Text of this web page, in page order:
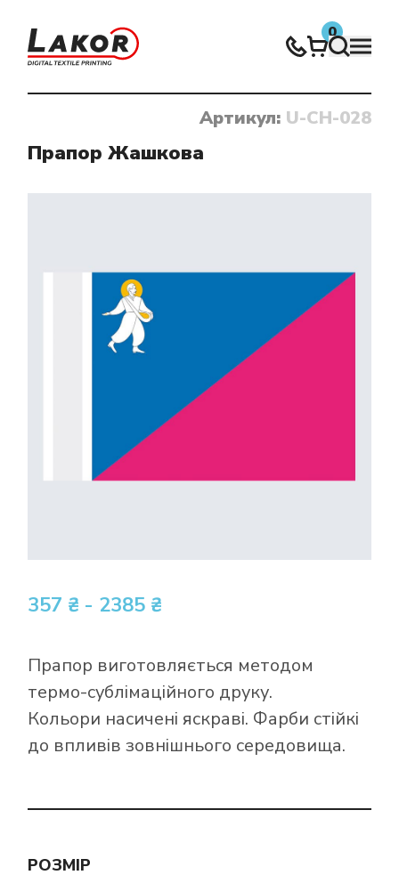
0
Нічого не знайдено
Артикул: U-CH-028
Прапор Жашкова
357 ₴ - 2385 ₴
Прапор виготовляється методом
термо-сублімаційного друку.
Кольори насичені яскраві. Фарби стійкі
до впливів зовнішнього середовища.
РОЗМІР